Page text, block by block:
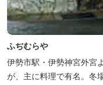
ふぢむらや
伊勢市駅・伊勢神宮外宮
が、主に料理で有名。冬